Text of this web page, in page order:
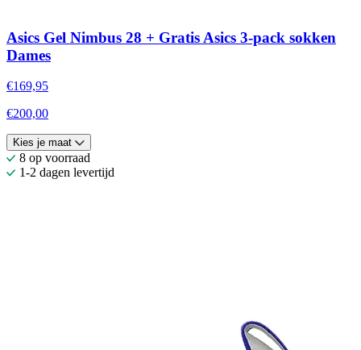
Asics Gel Nimbus 28 + Gratis Asics 3-pack sokken
Dames
€169,95
€200,00
Kies je maat
8 op voorraad
1-2 dagen levertijd